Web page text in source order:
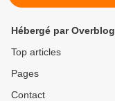
Hébergé par Overblog
Top articles
Pages
Contact